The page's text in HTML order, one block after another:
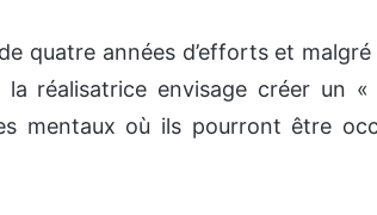
quatre années d’efforts et
réalisatrice envisage créer un «
mentaux où ils pourront être